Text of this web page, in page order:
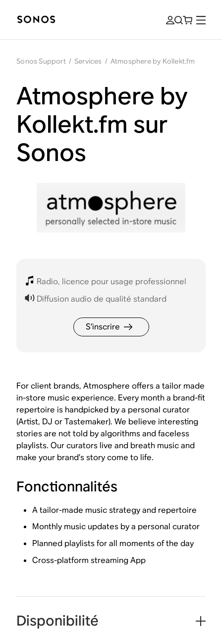
Sonos Support / Services / Atmosphere by Kollekt.fm
Atmosphere by
Kollekt.fm sur
Sonos
Radio, licence pour usage professionnel
Diffusion audio de qualité standard
S’inscrire
For client brands, Atmosphere offers a tailor made
in-store music experience. Every month a brand-fit
repertoire is handpicked by a personal curator
(Artist, DJ or Tastemaker). We believe interesting
stories are not told by algorithms and faceless
playlists. Our curators live and breath music and
make your brand’s story come to life.
Fonctionnalités
A tailor-made music strategy and repertoire
Monthly music updates by a personal curator
Planned playlists for all moments of the day
Cross-platform streaming App
Disponibilité